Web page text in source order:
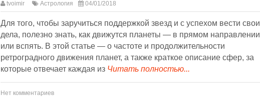
tvoimir Астрология 04/01/2018
Для того, чтобы заручиться поддержкой звезд и с успехом вести свои
дела, полезно знать, как движутся планеты — в прямом направлении
или вспять. В этой статье — о частоте и продолжительности
ретроградного движения планет, а также краткое описание сфер, за
которые отвечает каждая из Читать полностью...
Нет комментариев